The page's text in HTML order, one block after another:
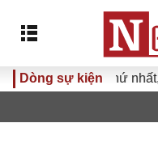
Dòng sự kiện
Quốc hội khóa XVI